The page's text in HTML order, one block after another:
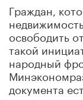
Граждан,
освободить
такой
народный
документа